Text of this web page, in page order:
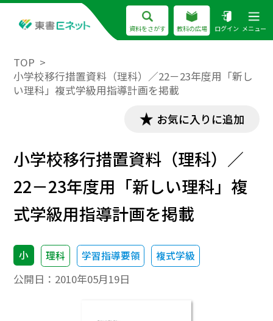
資料をさがす 教科の広場 ログイン メニュー
TOP
小学校移行措置資料（理科）／22－23年度用「新し
い理科」複式学級用指導計画を掲載
お気に入りに追加
小学校移行措置資料（理科）／
22－23年度用「新しい理科」複
式学級用指導計画を掲載
小 理科 学習指導要領 複式学級
公開日： 2010年05月19日